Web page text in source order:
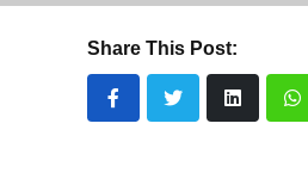
Share This Post: